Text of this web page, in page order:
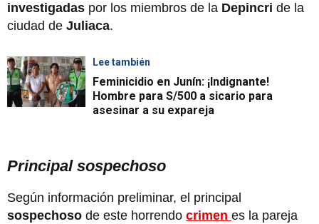
investigadas por los miembros de la Depincri de la
ciudad de Juliaca.
Lee también
Feminicidio en Junín: ¡Indignante!
Hombre para S/500 a sicario para
asesinar a su expareja
Principal sospechoso
Según información preliminar, el principal
sospechoso de este horrendo crimen es la pareja